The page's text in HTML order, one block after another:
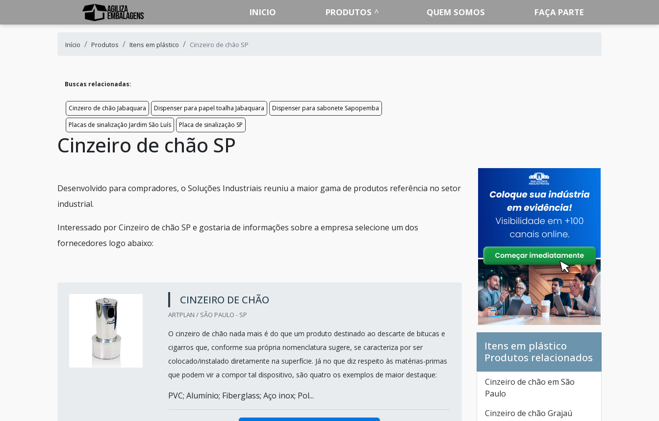
INICIO PRODUTOS QUEM SOMOS FAÇA PARTE
Início Produtos Itens em plástico Cinzeiro de chão SP
Buscas relacionadas:
Cinzeiro de chão Jabaquara Dispenser para papel toalha Jabaquara
Dispenser para sabonete Sapopemba
Placas de sinalização Jardim São Luís
Placa de sinalização SP
Cinzeiro de chão SP
Desenvolvido para compradores, o Soluções Industriais reuniu a maior gama de produtos referência no setor
industrial.
Interessado por Cinzeiro de chão SP e gostaria de informações sobre a empresa selecione um dos
fornecedores logo abaixo:
CINZEIRO DE CHÃO
ARTPLAN / SÃO PAULO - SP
O cinzeiro de chão nada mais é do que um produto destinado ao descarte de bitucas e
cigarros que, conforme sua própria nomenclatura sugere, se caracteriza por ser
colocado/instalado diretamente na superfície. Já no que diz respeito às matérias-primas
que podem vir a compor tal dispositivo, são quatro os exemplos de maior destaque:
PVC; Alumínio; Fiberglass; Aço inox; Pol...
Itens em plástico
Produtos relacionados
Cinzeiro de chão em São
Paulo
Cinzeiro de chão Grajaú